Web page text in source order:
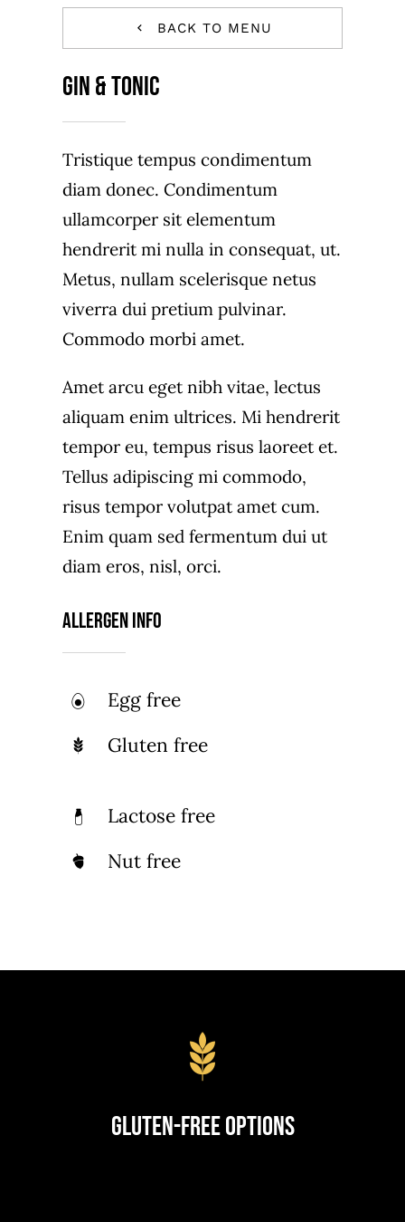
Order Now
BACK TO MENU
Gin & Tonic
Tristique tempus condimentum
diam donec. Condimentum
ullamcorper sit elementum
hendrerit mi nulla in consequat, ut.
Metus, nullam scelerisque netus
viverra dui pretium pulvinar.
Commodo morbi amet.
Amet arcu eget nibh vitae, lectus
aliquam enim ultrices. Mi hendrerit
tempor eu, tempus risus laoreet et.
Tellus adipiscing mi commodo,
risus tempor volutpat amet cum.
Enim quam sed fermentum dui ut
diam eros, nisl, orci.
Allergen Info
Egg free
Gluten free
Lactose free
Nut free
Gluten-Free Options